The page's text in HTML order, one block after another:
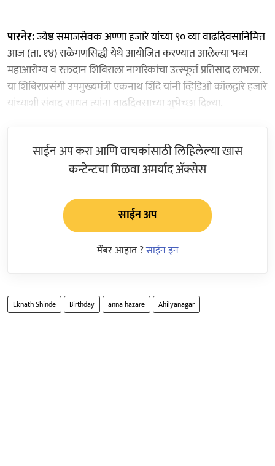
पारनेर:ज्येष्ठ समाजसेवक अण्णा हजारे यांच्या ९० व्या वाढदिवसानिमित्त
आज (ता. १४) राळेगणसिद्धी येथे आयोजित करण्यात आलेल्या भव्य
महाआरोग्य व रक्तदान शिबिराला नागरिकांचा उत्स्फूर्त प्रतिसाद लाभला.
या शिबिराप्रसंगी उपमुख्यमंत्री एकनाथ शिंदे यांनी व्हिडिओ कॉलद्वारे हजारे
यांच्याशी संवाद साधत त्यांना वाढदिवसाच्या शुभेच्छा दिल्या.
साईन अप करा आणि वाचकांसाठी लिहिलेल्या खास
कन्टेन्टचा मिळवा अमर्याद ॲक्सेस
साईन अप
मेंबर आहात ?साईन इन
Eknath Shinde Birthday anna hazare Ahilyanagar